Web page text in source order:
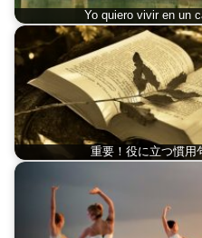
Yo quiero vivir en un
重要！役に立つ慣用